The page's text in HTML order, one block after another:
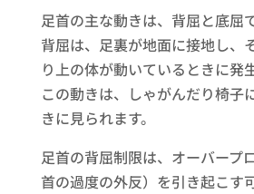
足首の主な動きは、背屈と底屈で
背屈は、足裏が地面に接地し、
り上の体が動いているときに発
この動きは、しゃがんだり椅子
きに見られます。
足首の背屈制限は、オーバープ
首の過度の外反）を引き起こす